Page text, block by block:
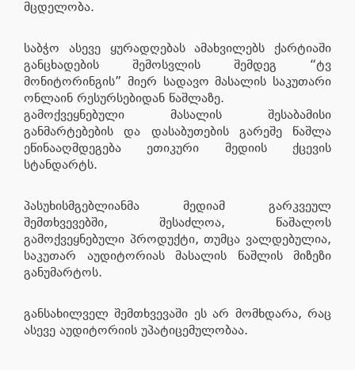
მცდელობა.
საბჭო ასევე ყურადღებას ამახვილებს ქარტიაში
განცხადების შემოსვლის შემდეგ “ტვ
მონიტორინგის” მიერ სადავო მასალის საკუთარი
ონლაინ რესურსებიდან წაშლაზე.
გამოქვეყნებული მასალის შესაბამისი
განმარტებების და დასაბუთების გარეშე წაშლა
ეწინააღმდეგება ეთიკური მედიის ქცევის
სტანდარტს.
პასუხისმგებლიანმა მედიამ გარკვეულ
შემთხვევებში, შესაძლოა, წაშალოს
გამოქვეყნებული პროდუქტი, თუმცა ვალდებულია,
საკუთარ აუდიტორიას მასალის წაშლის მიზეზი
განუმარტოს.
განსახილველ შემთხვევაში ეს არ მომხდარა, რაც
ასევე აუდიტორიის უპატიცემულობაა.